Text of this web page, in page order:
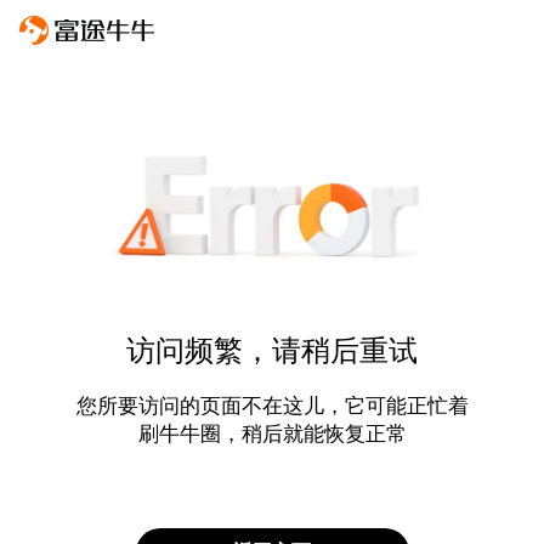
访问频繁，请稍后重试
您所要访问的页面不在这儿，它可能正忙着
刷牛牛圈，稍后就能恢复正常